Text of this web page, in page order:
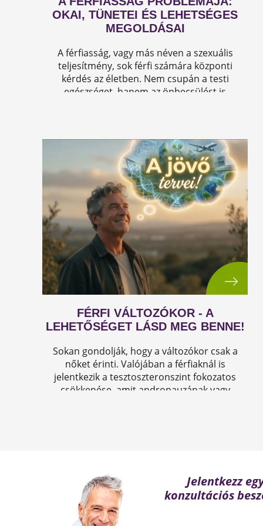
OKAI, TÜNETEI ÉS LEHETSÉGES
MEGOLDÁSAI
A férfiasság, vagy más néven a szexuális
teljesítmény, sok férfi számára központi
kérdés az életben. Nem csupán a testi
egészséget, hanem az önbecsülést is
FÉRFI VÁLTOZÓKOR - A
LEHETŐSÉGET LÁSD MEG BENNE!
Sokan gondolják, hogy a változókor csak a
nőket érinti. Valójában a férfiaknál is
jelentkezik a tesztoszteronszint fokozatos
csökkenése, amit andropauzának vagy
Jelentkezz
konzultációs